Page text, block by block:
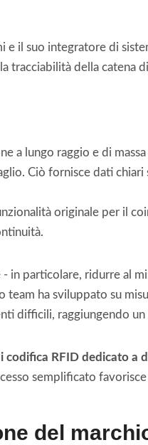
il suo integratore di
tracciabilità della catena
a lungo raggio e di
Ciò fornisce dati
originale per il
in particolare, ridurre al
ha sviluppato su
difficili, raggiungendo
codifica RFID dedicato a
semplificato
del